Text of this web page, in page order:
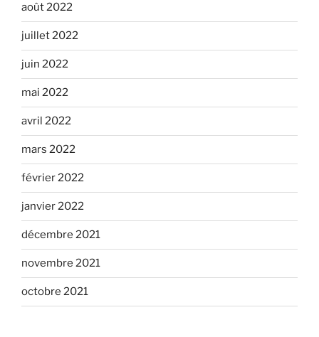
août 2022
juillet 2022
juin 2022
mai 2022
avril 2022
mars 2022
février 2022
janvier 2022
décembre 2021
novembre 2021
octobre 2021